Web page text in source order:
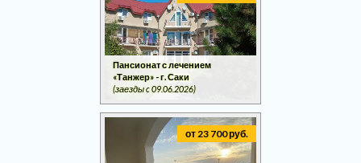
Пансионат с лечением
«Танжер» - г. Саки
(заезды c 09.06.2026)
от 23 700 руб.